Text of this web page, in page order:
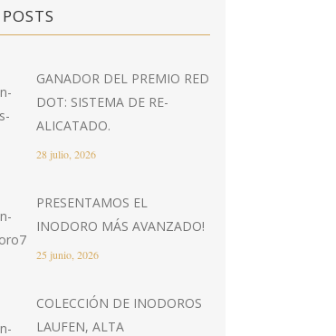
GANADOR DEL PREMIO RED
DOT: SISTEMA DE RE-
ALICATADO.
28 julio, 2026
PRESENTAMOS EL
INODORO MÁS AVANZADO!
25 junio, 2026
COLECCIÓN DE INODOROS
LAUFEN, ALTA